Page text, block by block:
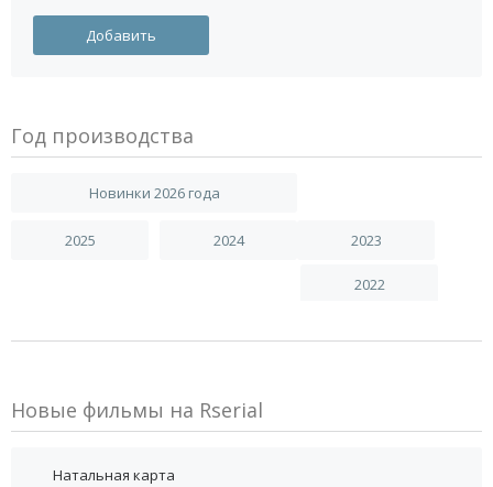
Год производства
Новинки 2026 года
2025 2024 2023
2022
Новые фильмы на Rserial
Натальная карта